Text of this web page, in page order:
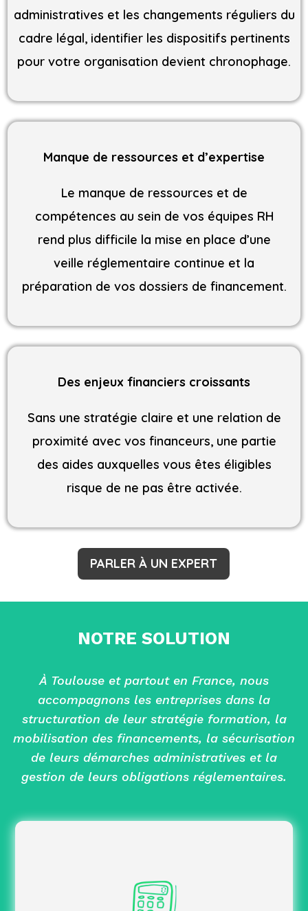
administratives et les changements réguliers du
cadre légal, identifier les dispositifs pertinents
pour votre organisation devient chronophage.
Manque de ressources et d’expertise
Le manque de ressources et de
compétences au sein de vos équipes RH
rend plus difficile la mise en place d’une
veille réglementaire continue et la
préparation de vos dossiers de financement.
Des enjeux financiers croissants
Sans une stratégie claire et une relation de
proximité avec vos financeurs, une partie
des aides auxquelles vous êtes éligibles
risque de ne pas être activée.
PARLER À UN EXPERT
NOTRE SOLUTION
À Toulouse et partout en France, nous
accompagnons les entreprises dans la
structuration de leur stratégie formation, la
mobilisation des financements, la sécurisation
de leurs démarches administratives et la
gestion de leurs obligations réglementaires.
Maintenir vos projets
de développement des
compétences malgré des budgets contraints.